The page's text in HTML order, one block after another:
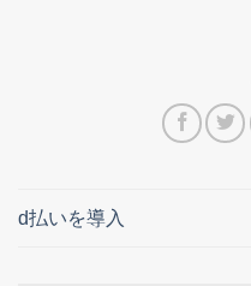
d払いを導入